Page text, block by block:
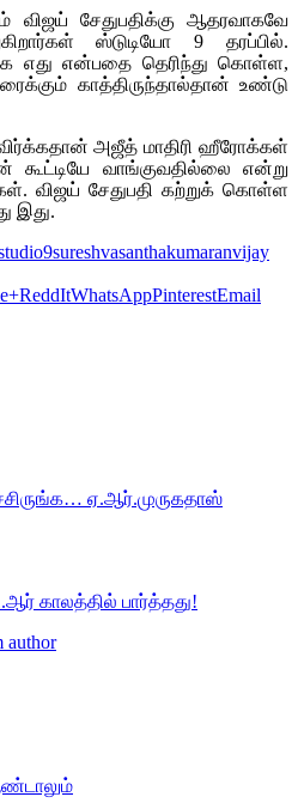
விஜய் சேதுபதிக்கு ஆதரவாகவே
ஸ்டுடியோ 9 தரப்பில்.
எது என்பதை தெரிந்து கொள்ள,
காத்திருந்தால்தான் உண்டு
அஜீத் மாதிரி ஹீரோக்கள்
வாங்குவதில்லை என்று
விஜய் சேதுபதி கற்றுக் கொள்ள
இது.
sureshvasanthakumaranvijay
ReddItWhatsAppPinterestEmail
ஏ.ஆர்.முருகதாஸ்
காலத்தில் பார்த்தது!
author